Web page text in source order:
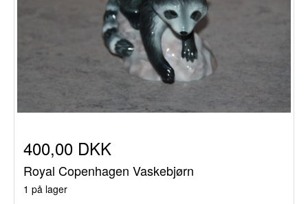
400,00 DKK
Royal Copenhagen Vaskebjørn
1 på lager